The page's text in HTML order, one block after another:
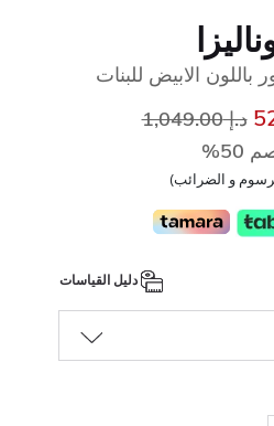
باللون الابيض للبنات
سعر مخفض مند.إ 1,049.00
و الضرائب)